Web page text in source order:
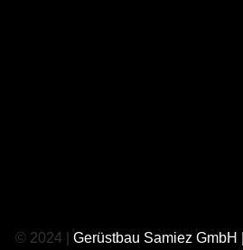
© 2024 | Gerüstbau Samiez GmbH